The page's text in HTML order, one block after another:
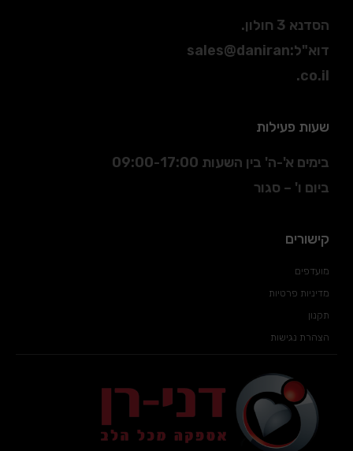
הסדנא 3 חולון.
דוא"ל:
sales@daniran
.co.il
שעות פעילות
בימים א'-ה' בין השעות 09:00-17:00
ביום ו' – סגור
קישורים
מועדפים
מדיניות פרטיות
תקנון
הצהרת נגישות